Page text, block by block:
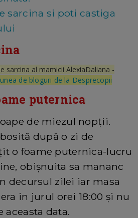
sarcina si poti castiga
sarcina al mamicii AlexiaDaliana -
de bloguri de la Desprecopii
puternica
de miezul nopții.
după o zi de
o foame puternica-lucru
obișnuita sa mananc
decursul zilei iar masa
in jurul orei 18:00 și nu
aceasta data.